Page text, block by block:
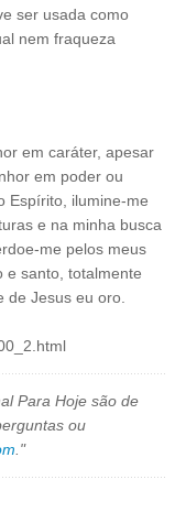
ser usada como
nem fraqueza
em caráter, apesar
em poder ou
Espírito, ilumine-me
e na minha busca
me pelos meus
e santo, totalmente
de Jesus eu oro.
Para Hoje são de
ou
."